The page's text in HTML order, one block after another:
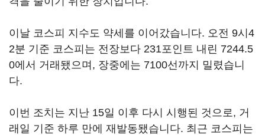
이날 코스피 지수도 약세를 이어갔습니다. 오전 9시4
2분 기준 코스피는 전장보다 231포인트 내린 7244.5
0에서 거래됐으며, 장중에는 7100선까지 밀렸습니
다.
이번 조치는 지난 15일 이후 다시 시행된 것으로, 거
래일 기준 하루 만에 재발동됐습니다. 최근 코스피는